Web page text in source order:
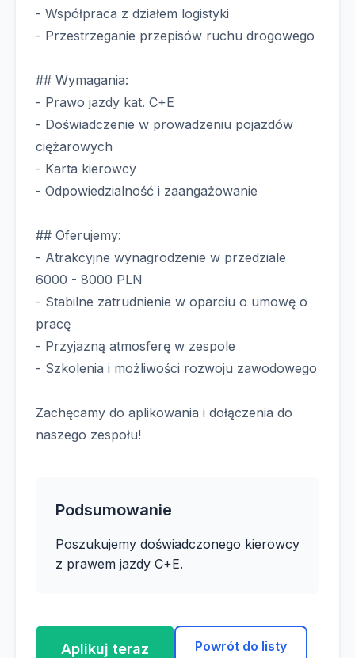
- Współpraca z działem logistyki
- Przestrzeganie przepisów ruchu drogowego
## Wymagania:
- Prawo jazdy kat. C+E
- Doświadczenie w prowadzeniu pojazdów
ciężarowych
- Karta kierowcy
- Odpowiedzialność i zaangażowanie
## Oferujemy:
- Atrakcyjne wynagrodzenie w przedziale
6000 - 8000 PLN
- Stabilne zatrudnienie w oparciu o umowę o
pracę
- Przyjazną atmosferę w zespole
- Szkolenia i możliwości rozwoju zawodowego
Zachęcamy do aplikowania i dołączenia do
naszego zespołu!
Podsumowanie
Poszukujemy doświadczonego kierowcy
z prawem jazdy C+E.
Aplikuj teraz Powrót do listy